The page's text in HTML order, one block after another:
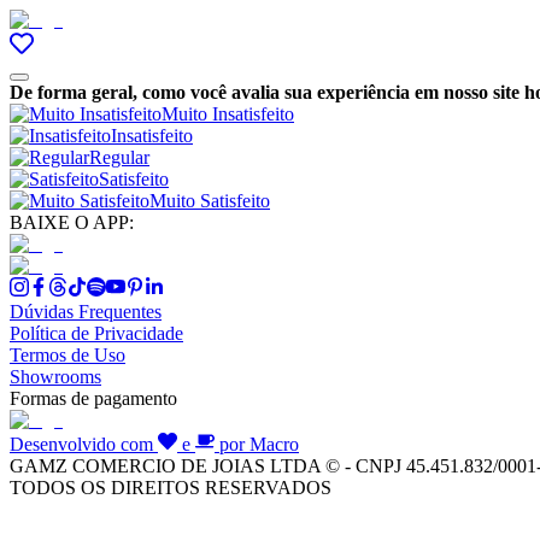
De forma geral, como você avalia sua experiência em nosso site
Muito Insatisfeito
Insatisfeito
Regular
Satisfeito
Muito Satisfeito
BAIXE O APP:
Dúvidas Frequentes
Política de Privacidade
Termos de Uso
Showrooms
Formas de pagamento
Desenvolvido com e
por Macro
GAMZ COMERCIO DE JOIAS LTDA © - CNPJ 45.451.832/
TODOS OS DIREITOS RESERVADOS